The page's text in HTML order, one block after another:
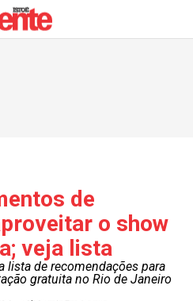
de
o show
veja lista
lista de recomendações para
gratuita no Rio de Janeiro